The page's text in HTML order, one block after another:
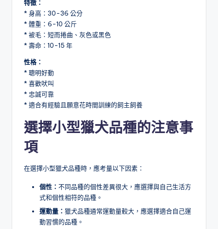
特徵：
* 身高：30-36 公分
* 體重：6-10 公斤
* 被毛：短而捲曲、灰色或黑色
* 壽命：10-15 年
性格：
* 聰明好動
* 喜歡吠叫
* 忠誠可靠
* 適合有經驗且願意花時間訓練的飼主飼養
選擇小型獵犬品種的注意事
項
在選擇小型獵犬品種時，應考量以下因素：
個性： 不同品種的個性差異很大，應選擇與自己生活方
式和個性相符的品種。
運動量： 獵犬品種通常運動量較大，應選擇適合自己運
動習慣的品種。